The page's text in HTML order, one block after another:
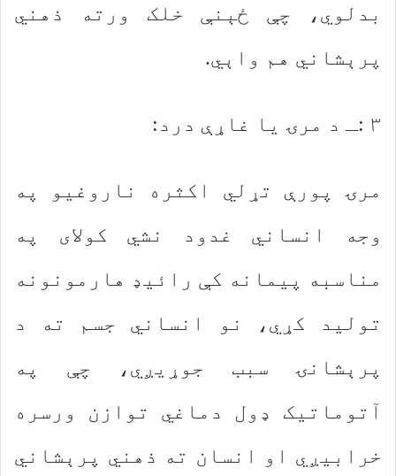
بدلوي، چې ځېنې خلک ورته ذهني
پرېشاني هم واېي.
۳ :ـ د مرۍ یا غاړې درد:
مرۍ پورې تړلي اکثره ناروغیو په
وجه انساني غدود نشي کولای په
مناسبه پیمانه کې رائیډ هارمونونه
تولید کړي، نو انساني جسم ته د
پرېشانۍ سبب جوړیږي، چې په
آتوماتیک ډول دماغي توازن ورسره
خرابیږي او انسان ته ذهني پرېشاني